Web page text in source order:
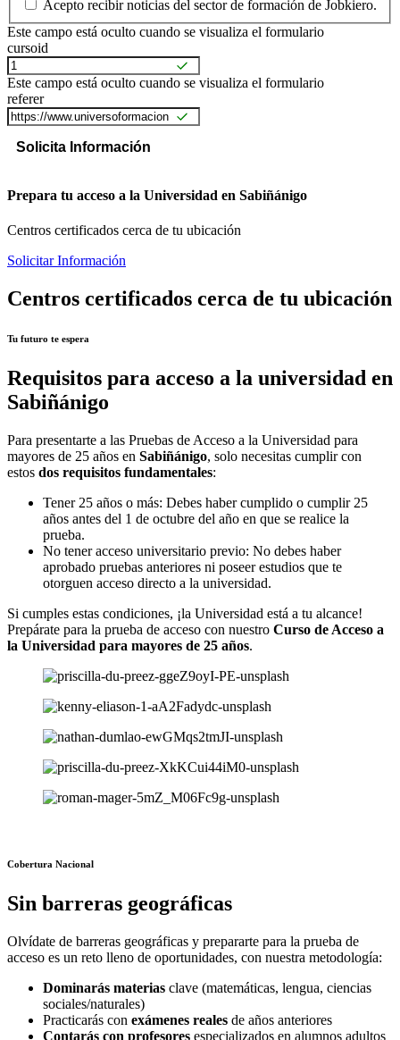
Acepto recibir noticias del sector de formación de Jobkiero.
Este campo está oculto cuando se visualiza el formulario
cursoid
Este campo está oculto cuando se visualiza el formulario
referer
Prepara tu acceso a la Universidad en Sabiñánigo
Centros certificados cerca de tu ubicación
Solicitar Información
Centros certificados cerca de tu ubicación
Tu futuro te espera
Requisitos para acceso a la universidad en
Sabiñánigo
Para presentarte a las Pruebas de Acceso a la Universidad para
mayores de 25 años en Sabiñánigo, solo necesitas cumplir con
estos dos requisitos fundamentales:
Tener 25 años o más: Debes haber cumplido o cumplir 25
años antes del 1 de octubre del año en que se realice la
prueba.
No tener acceso universitario previo: No debes haber
aprobado pruebas anteriores ni poseer estudios que te
otorguen acceso directo a la universidad.
Si cumples estas condiciones, ¡la Universidad está a tu alcance!
Prepárate para la prueba de acceso con nuestro Curso de Acceso a
la Universidad para mayores de 25 años.
Cobertura Nacional
Sin barreras geográficas
Olvídate de barreras geográficas y prepararte para la prueba de
acceso es un reto lleno de oportunidades, con nuestra metodología:
Dominarás materias clave (matemáticas, lengua, ciencias
sociales/naturales)
Practicarás con exámenes reales de años anteriores
Contarás con profesores especializados en alumnos adultos